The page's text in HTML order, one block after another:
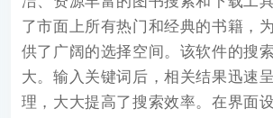
了市面上所有热门和经典的书籍，
供了广阔的选择空间。该软件的搜
大。输入关键词后，相关结果迅速
理，大大提高了搜索效率。在界面